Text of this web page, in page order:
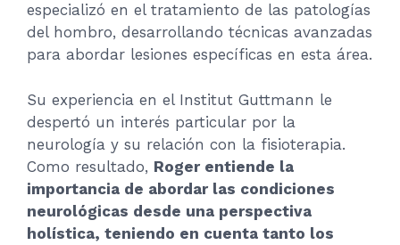
especializó en el tratamiento de las patologías
del hombro, desarrollando técnicas avanzadas
para abordar lesiones específicas en esta área.
Su experiencia en el Institut Guttmann le
despertó un interés particular por la
neurología y su relación con la fisioterapia.
Como resultado, Roger entiende la
importancia de abordar las condiciones
neurológicas desde una perspectiva
holística, teniendo en cuenta tanto los